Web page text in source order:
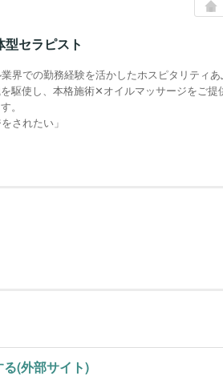
セラピスト
界での勤務経験を活かしたホスピタリティあ
駆使し、本格施術✕オイルマッサージをご提
。
されたい」
る(外部サイト)